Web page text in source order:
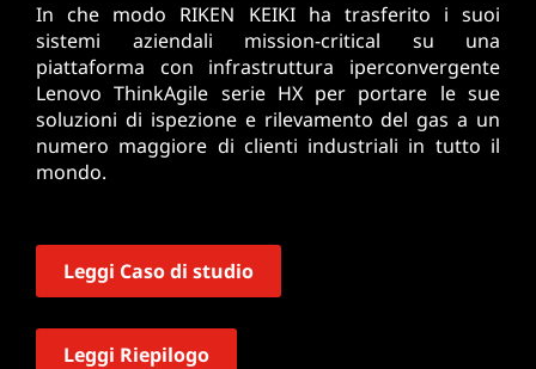
In che modo RIKEN KEIKI ha trasferito i suoi
sistemi aziendali mission-critical su una
piattaforma con infrastruttura iperconvergente
Lenovo ThinkAgile serie HX per portare le sue
soluzioni di ispezione e rilevamento del gas a un
numero maggiore di clienti industriali in tutto il
mondo.
Leggi Caso di studio
Leggi Riepilogo